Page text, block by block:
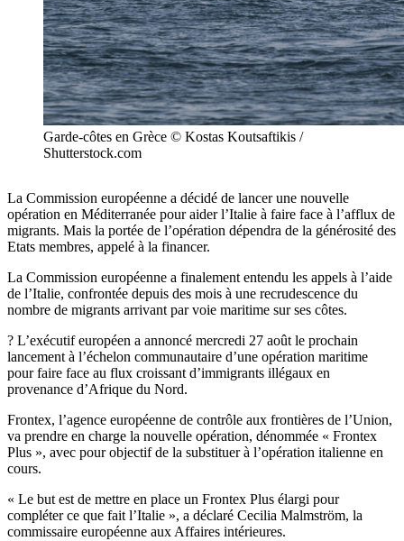
Garde-côtes en Grèce © Kostas Koutsaftikis /
Shutterstock.com
La Commission européenne a décidé de lancer une nouvelle
opération en Méditerranée pour aider l’Italie à faire face à l’afflux de
migrants. Mais la portée de l’opération dépendra de la générosité des
Etats membres, appelé à la financer.
La Commission européenne a finalement entendu les appels à l’aide
de l’Italie, confrontée depuis des mois à une recrudescence du
nombre de migrants arrivant par voie maritime sur ses côtes.
? L’exécutif européen a annoncé mercredi 27 août le prochain
lancement à l’échelon communautaire d’une opération maritime
pour faire face au flux croissant d’immigrants illégaux en
provenance d’Afrique du Nord.
Frontex, l’agence européenne de contrôle aux frontières de l’Union,
va prendre en charge la nouvelle opération, dénommée « Frontex
Plus », avec pour objectif de la substituer à l’opération italienne en
cours.
« Le but est de mettre en place un Frontex Plus élargi pour
compléter ce que fait l’Italie », a déclaré Cecilia Malmström, la
commissaire européenne aux Affaires intérieures.